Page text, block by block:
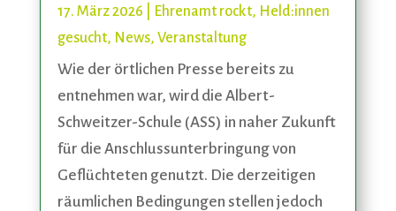
17. März 2026 Ehrenamt rockt, Held:innen
gesucht, News, Veranstaltung
Wie der örtlichen Presse bereits zu
entnehmen war, wird die Albert-
Schweitzer-Schule (ASS) in naher Zukunft
für die Anschlussunterbringung von
Geflüchteten genutzt. Die derzeitigen
räumlichen Bedingungen stellen jedoch